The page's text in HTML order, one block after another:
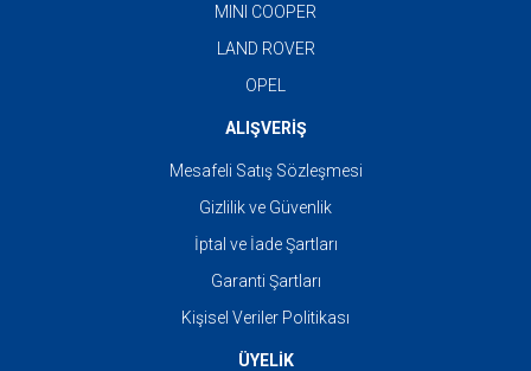
MINI COOPER
LAND ROVER
OPEL
ALIŞVERİŞ
Mesafeli Satış Sözleşmesi
Gizlilik ve Güvenlik
İptal ve İade Şartları
Garanti Şartları
Kişisel Veriler Politikası
ÜYELİK